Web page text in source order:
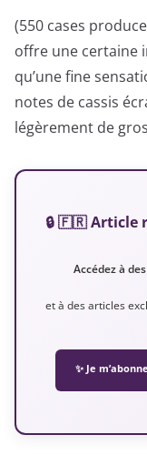
(550 cases
offre une certaine
qu’une fine
notes de cassis
légèrement de
🔒 🇫🇷 Article
Accédez à
et à des articles
✨ Je m’abonne